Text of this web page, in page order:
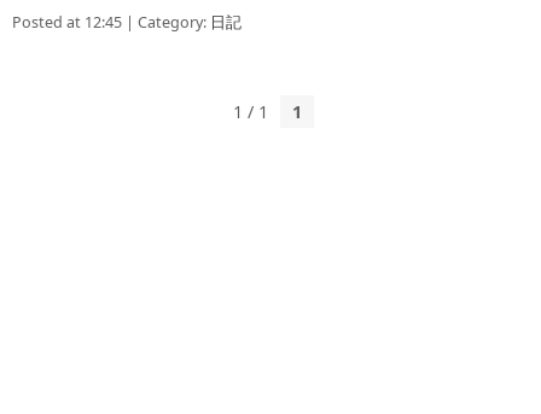
Posted at 12:45 | Category: 日記
1 / 1 1